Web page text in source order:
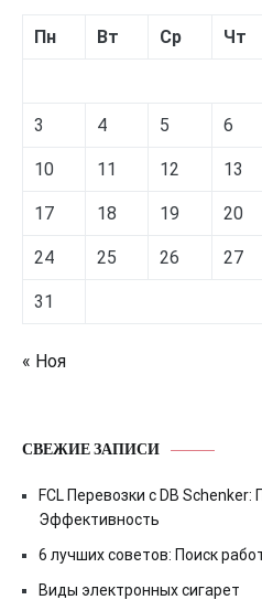
Пн Вт Ср Чт
3 4 5 6
10 11 12 13
17 18 19 20
24 25 26 27
31
« Ноя
СВЕЖИЕ ЗАПИСИ
FCL Перевозки с DB
Эффективность
6 лучших советов: Поиск
Виды электронных сигарет